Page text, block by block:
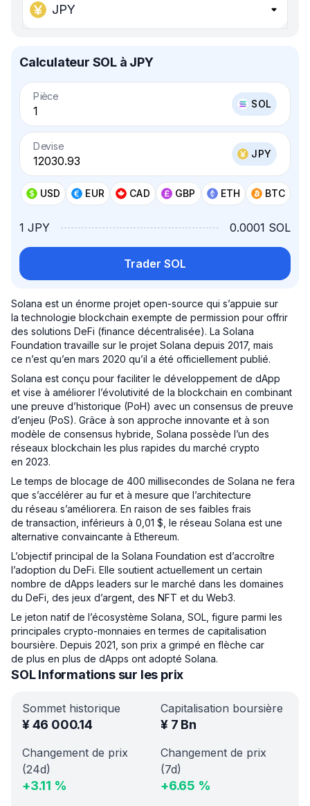
JPY
Calculateur SOL à JPY
Pièce
SOL
Devise
JPY
USD EUR CAD GBP ETH BTC
1 JPY 0.0001 SOL
Trader SOL
Solana est un énorme projet open-source qui s’appuie sur
la technologie blockchain exempte de permission pour offrir
des solutions DeFi (finance décentralisée). La Solana
Foundation travaille sur le projet Solana depuis 2017, mais
ce n’est qu’en mars 2020 qu’il a été officiellement publié.
Solana est conçu pour faciliter le développement de dApp
et vise à améliorer l’évolutivité de la blockchain en combinant
une preuve d’historique (PoH) avec un consensus de preuve
d’enjeu (PoS). Grâce à son approche innovante et à son
modèle de consensus hybride, Solana possède l’un des
réseaux blockchain les plus rapides du marché crypto
en 2023.
Le temps de blocage de 400 millisecondes de Solana ne fera
que s’accélérer au fur et à mesure que l’architecture
du réseau s’améliorera. En raison de ses faibles frais
de transaction, inférieurs à 0,01 $, le réseau Solana est une
alternative convaincante à Ethereum.
L’objectif principal de la Solana Foundation est d’accroître
l’adoption du DeFi. Elle soutient actuellement un certain
nombre de dApps leaders sur le marché dans les domaines
du DeFi, des jeux d’argent, des NFT et du Web3.
Le jeton natif de l’écosystème Solana, SOL, figure parmi les
principales crypto-monnaies en termes de capitalisation
boursière. Depuis 2021, son prix a grimpé en flèche car
de plus en plus de dApps ont adopté Solana.
SOL Informations sur les prix
Sommet historique
¥46 000.14
Capitalisation boursière
¥ 7 Bn
Changement de prix
(24d)
+3.11 %
Changement de prix
(7d)
+6.65 %